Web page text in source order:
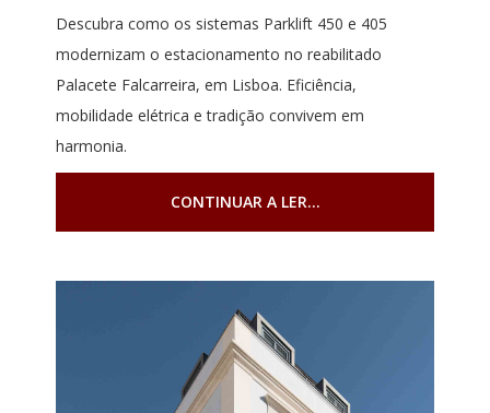
Descubra como os sistemas Parklift 450 e 405
modernizam o estacionamento no reabilitado
Palacete Falcarreira, em Lisboa. Eficiência,
mobilidade elétrica e tradição convivem em
harmonia.
CONTINUAR A LER...